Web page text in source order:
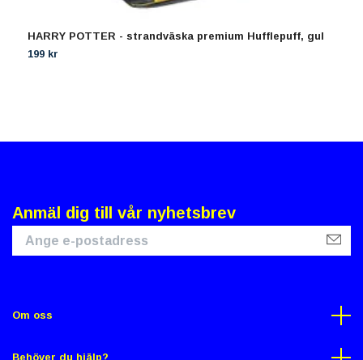
HARRY POTTER - strandväska premium Hufflepuff, gul
199 kr
Anmäl dig till vår nyhetsbrev
Om oss
Behöver du hjälp?